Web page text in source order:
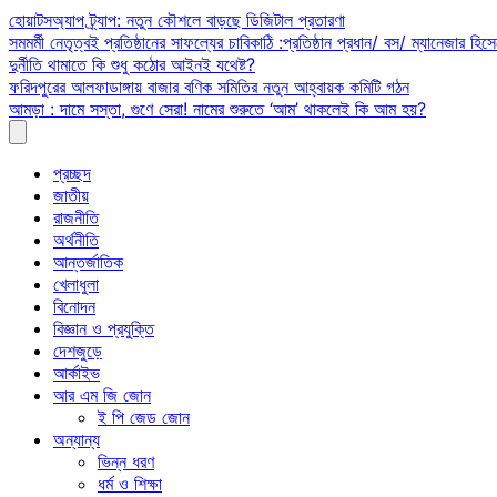
Skip
to
content
হোয়াটসঅ্যাপ ট্র্যাপ: নতুন কৌশলে বাড়ছে ডিজিটাল প্রতারণা
সমমর্মী নেতৃত্বই প্রতিষ্ঠানের সাফল্যের চাবিকাঠি :প্রতিষ্ঠান প্রধান/ বস/ ম্যানেজার
দুর্নীতি থামাতে কি শুধু কঠোর আইনই যথেষ্ট?
ফরিদপুরের আলফাডাঙ্গায় বাজার বণিক সমিতির নতুন আহ্বায়ক কমিটি গঠন
আমড়া : দামে সস্তা, গুণে সেরা! নামের শুরুতে ‘আম’ থাকলেই কি আম হয়?
প্রচ্ছদ
জাতীয়
রাজনীতি
অর্থনীতি
আন্তর্জাতিক
খেলাধুলা
বিনোদন
বিজ্ঞান ও প্রযুক্তি
দেশজুড়ে
আর্কাইভ
আর এম জি জোন
ই পি জেড জোন
অন্যান্য
ভিন্ন ধরণ
ধর্ম ও শিক্ষা